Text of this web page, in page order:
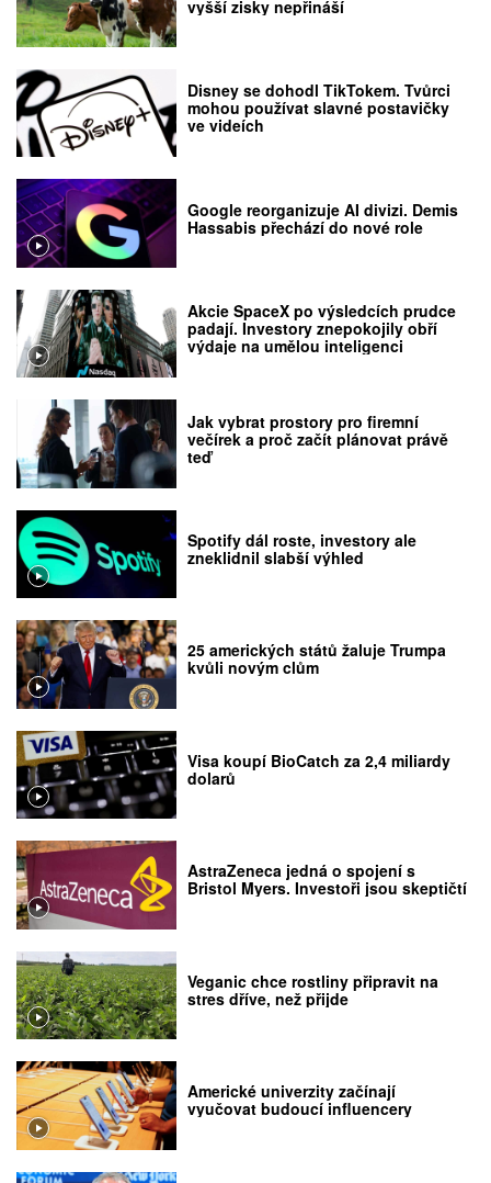
vyšší zisky nepřináší
Disney se dohodl TikTokem. Tvůrci
mohou používat slavné postavičky
ve videích
Google reorganizuje AI divizi. Demis
Hassabis přechází do nové role
Akcie SpaceX po výsledcích prudce
padají. Investory znepokojily obří
výdaje na umělou inteligenci
Jak vybrat prostory pro firemní
večírek a proč začít plánovat právě
teď
Spotify dál roste, investory ale
zneklidnil slabší výhled
25 amerických států žaluje Trumpa
kvůli novým clům
Visa koupí BioCatch za 2,4 miliardy
dolarů
AstraZeneca jedná o spojení s
Bristol Myers. Investoři jsou skeptičtí
Veganic chce rostliny připravit na
stres dříve, než přijde
Americké univerzity začínají
vyučovat budoucí influencery